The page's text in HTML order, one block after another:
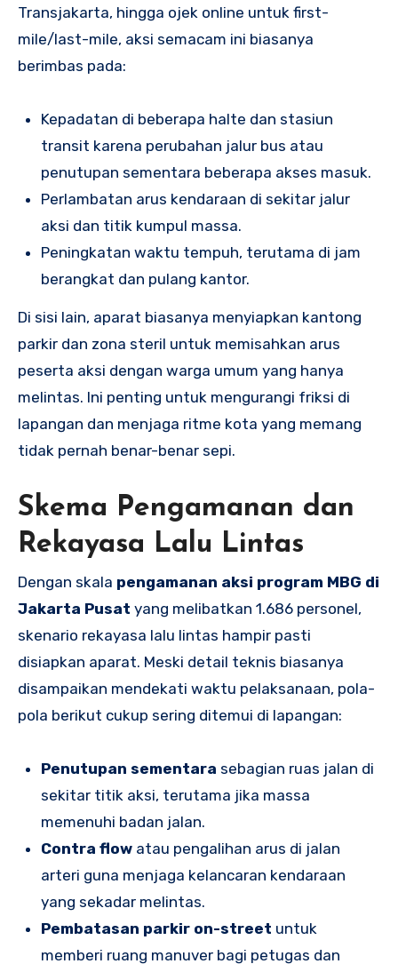
Transjakarta, hingga ojek online untuk first-
mile/last-mile, aksi semacam ini biasanya
berimbas pada:
Kepadatan di beberapa halte dan stasiun
transit karena perubahan jalur bus atau
penutupan sementara beberapa akses masuk.
Perlambatan arus kendaraan di sekitar jalur
aksi dan titik kumpul massa.
Peningkatan waktu tempuh, terutama di jam
berangkat dan pulang kantor.
Di sisi lain, aparat biasanya menyiapkan kantong
parkir dan zona steril untuk memisahkan arus
peserta aksi dengan warga umum yang hanya
melintas. Ini penting untuk mengurangi friksi di
lapangan dan menjaga ritme kota yang memang
tidak pernah benar-benar sepi.
Skema Pengamanan dan
Rekayasa Lalu Lintas
Dengan skala pengamanan aksi program MBG di
Jakarta Pusat yang melibatkan 1.686 personel,
skenario rekayasa lalu lintas hampir pasti
disiapkan aparat. Meski detail teknis biasanya
disampaikan mendekati waktu pelaksanaan, pola-
pola berikut cukup sering ditemui di lapangan:
Penutupan sementara sebagian ruas jalan di
sekitar titik aksi, terutama jika massa
memenuhi badan jalan.
Contra flowatau pengalihan arus di jalan
arteri guna menjaga kelancaran kendaraan
yang sekadar melintas.
Pembatasan parkir on-street untuk
memberi ruang manuver bagi petugas dan